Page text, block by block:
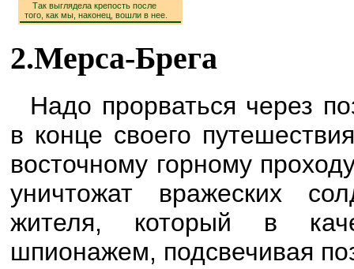
Так выглядела крепость после
того, как мы, наконец, вошли в нее.
2.Мерса-Брега
Надо прорваться через
в конце своего
восточному горному
уничтожат вражеских
жителя, который в
шпионажем, подсвечивая